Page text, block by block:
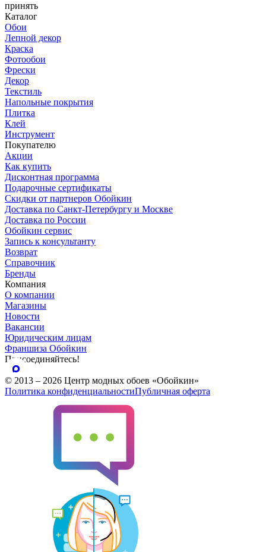
принять
Каталог
Обои
Лепной декор
Краска
Фотообои
Фрески
Декор
Текстиль
Напольные покрытия
Плитка
Клей
Инструмент
Покупателю
Акции
Как купить
Дисконтная программа
Подарочные сертификаты
Скидки от партнеров Обойкин
Доставка по Санкт-Петербургу и Москве
Доставка по России
Обойкин сервис
Запись к консультанту
Возврат
Справочник
Бренды
Компания
О компании
Магазины
Новости
Вакансии
Юридическим лицам
Франшиза Обойкин
Присоединяйтесь!
© 2013 – 2026 Центр модных обоев «Обойкин»
Политика конфиденциальностиПубличная оферта